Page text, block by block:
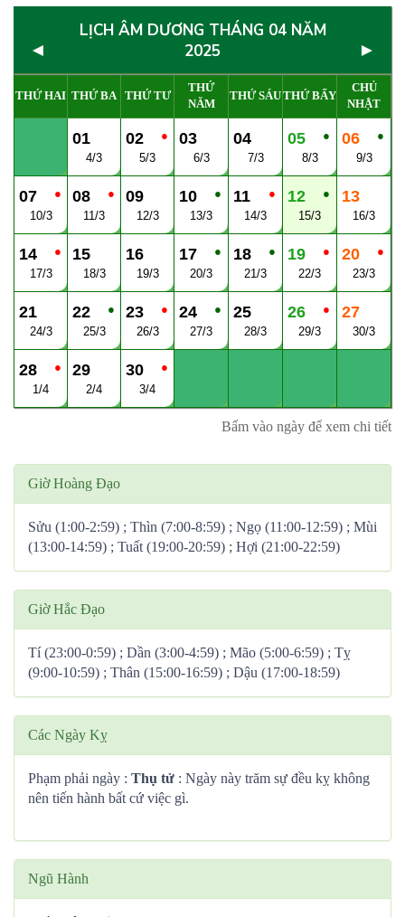
◄
LỊCH ÂM DƯƠNG THÁNG 04 NĂM
2025
►
THỨ HAI THỨ BA THỨ TƯ
THỨ
NĂM
THỨ SÁUTHỨ BẨY
CHỦ
NHẬT
01
4/3
●
02
5/3
03
6/3
04
7/3
●
05
8/3
●
06
9/3
●
07
10/3
●
08
11/3
09
12/3
●
10
13/3
●
11
14/3
●
12
15/3
13
16/3
●
14
17/3
15
18/3
16
19/3
●
17
20/3
●
18
21/3
●
19
22/3
●
20
23/3
21
24/3
●
22
25/3
●
23
26/3
●
24
27/3
25
28/3
●
26
29/3
27
30/3
●
28
1/4
29
2/4
●
30
3/4
Bấm vào ngày để xem chi tiết
Giờ Hoàng Đạo
Sửu (1:00-2:59) ; Thìn (7:00-8:59) ; Ngọ (11:00-12:59) ; Mùi
(13:00-14:59) ; Tuất (19:00-20:59) ; Hợi (21:00-22:59)
Giờ Hắc Đạo
Tí (23:00-0:59) ; Dần (3:00-4:59) ; Mão (5:00-6:59) ; Tỵ
(9:00-10:59) ; Thân (15:00-16:59) ; Dậu (17:00-18:59)
Các Ngày Kỵ
Phạm phải ngày : Thụ tử : Ngày này trăm sự đều kỵ không
nên tiến hành bất cứ việc gì.
Ngũ Hành